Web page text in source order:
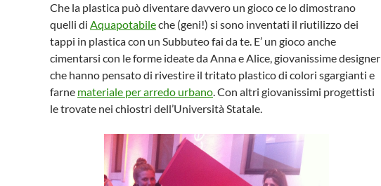
Che la plastica può diventare davvero un gioco ce lo dimostrano
quelli di Aquapotabileche (geni!) si sono inventati il riutilizzo dei
tappi in plastica con un Subbuteo fai da te. E’ un gioco anche
cimentarsi con le forme ideate da Anna e Alice, giovanissime designer
che hanno pensato di rivestire il tritato plastico di colori sgargianti e
farne materiale per arredo urbano. Con altri giovanissimi progettisti
le trovate nei chiostri dell’Università Statale.